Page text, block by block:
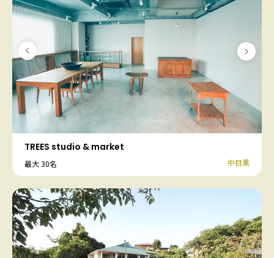
TREES studio & market
最大 30名 中目黒